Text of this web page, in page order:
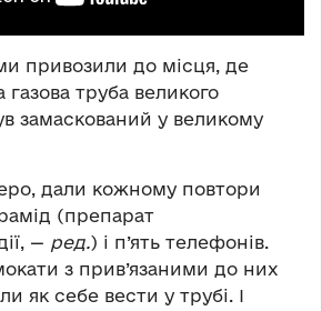
привозили до місця, де
газова труба великого
замаскований у великому
дали кожному повтори
(препарат
— ред.) і п’ять телефонів.
з прив’язаними до них
як себе вести у трубі. І